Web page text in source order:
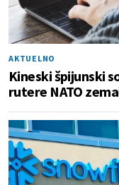
AKTUELNO
Kineski špijunski
rutere NATO